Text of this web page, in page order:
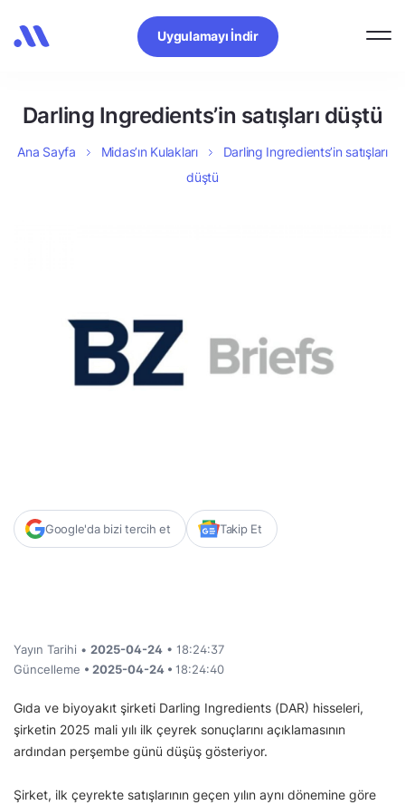
Uygulamayı İndir
Darling Ingredients’in satışları düştü
Ana Sayfa Midas’ın Kulakları
Darling Ingredients’in satışları
düştü
Google'da bizi tercih et Takip Et
Yayın Tarihi • 2025-04-24 • 18:24:37
Güncelleme • 2025-04-24 • 18:24:40
Gıda ve biyoyakıt şirketi Darling Ingredients (DAR) hisseleri,
şirketin 2025 mali yılı ilk çeyrek sonuçlarını açıklamasının
ardından perşembe günü düşüş gösteriyor.
Şirket, ilk çeyrekte satışlarının geçen yılın aynı dönemine göre